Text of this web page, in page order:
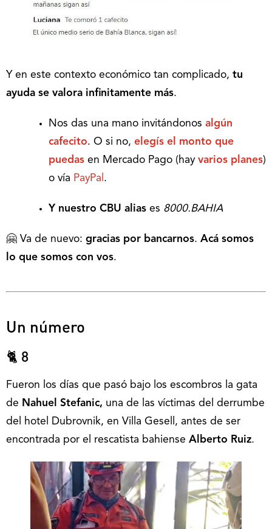
Y en este contexto económico tan complicado, tu
ayuda se valora infinitamente más.
Nos das una mano invitándonos algún
cafecito. O si no, elegís el monto que
puedas en Mercado Pago (hay varios planes)
o vía PayPal .
Y nuestro CBU alias es 8000.BAHIA
🤗 Va de nuevo: gracias por bancarnos. Acá somos
lo que somos con vos.
Un número
🐈 8
Fueron los días que pasó bajo los escombros la gata
de Nahuel Stefanic, una de las víctimas del derrumbe
del hotel Dubrovnik, en Villa Gesell, antes de ser
encontrada por el rescatista bahiense Alberto Ruiz.